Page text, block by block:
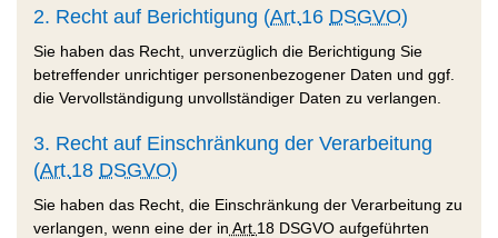
2. Recht auf Berichtigung (Art.16 DSGVO)
Sie haben das Recht, unverzüglich die Berichtigung Sie
betreffender unrichtiger personenbezogener Daten und ggf.
die Vervollständigung unvollständiger Daten zu verlangen.
3. Recht auf Einschränkung der Verarbeitung
(Art.18 DSGVO)
Sie haben das Recht, die Einschränkung der Verarbeitung zu
verlangen, wenn eine der in Art 18 DSGVO aufgeführten